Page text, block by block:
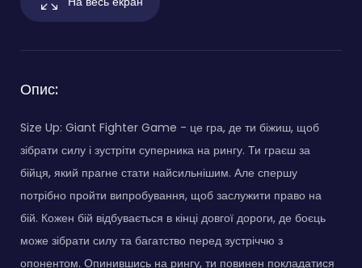
Опис:
Size Up: Giant Fighter Game - це гра, де ти біжиш, щоб
зібрати силу і зустріти суперника на рингу. Ти граєш за
бійця, який прагне стати найсильнішим. Але спершу
потрібно пройти випробування, щоб заслужити право на
бій. Кожен бій відбувається в кінці довгої дороги, де боєць
може зібрати силу та багатство перед зустріччю з
опонентом. Опинившись на рингу, ти повинен покладатися